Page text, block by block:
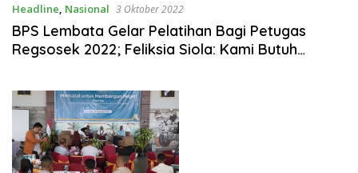
Headline, Nasional 3 Oktober 2022
BPS Lembata Gelar Pelatihan Bagi Petugas
Regsosek 2022; Feliksia Siola: Kami Butuh